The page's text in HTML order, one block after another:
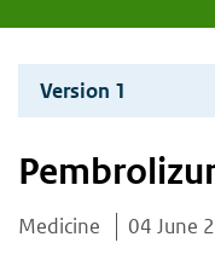
are
here:
Version 1
Medicine 04 June